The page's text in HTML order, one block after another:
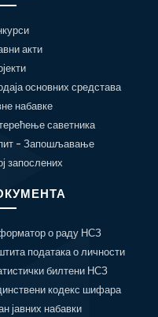
акти
основних средстава
набавке
саветника
- Запошљавање
запослених
о раду НСЗ
података о личности
билтени НСЗ
кодекс шифара
јавних набавки